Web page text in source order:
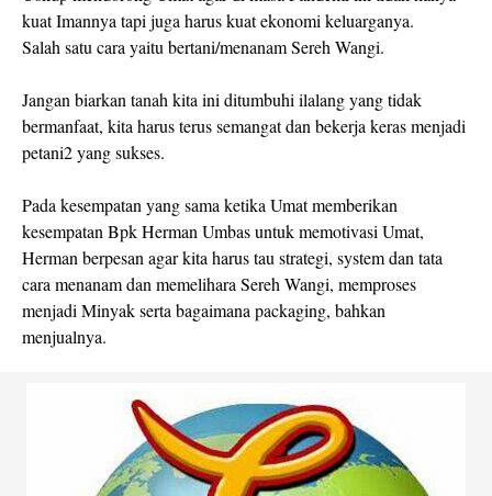
kuat Imannya tapi juga harus kuat ekonomi keluarganya.
Salah satu cara yaitu bertani/menanam Sereh Wangi.
Jangan biarkan tanah kita ini ditumbuhi ilalang yang tidak
bermanfaat, kita harus terus semangat dan bekerja keras menjadi
petani2 yang sukses.
Pada kesempatan yang sama ketika Umat memberikan
kesempatan Bpk Herman Umbas untuk memotivasi Umat,
Herman berpesan agar kita harus tau strategi, system dan tata
cara menanam dan memelihara Sereh Wangi, memproses
menjadi Minyak serta bagaimana packaging, bahkan
menjualnya.